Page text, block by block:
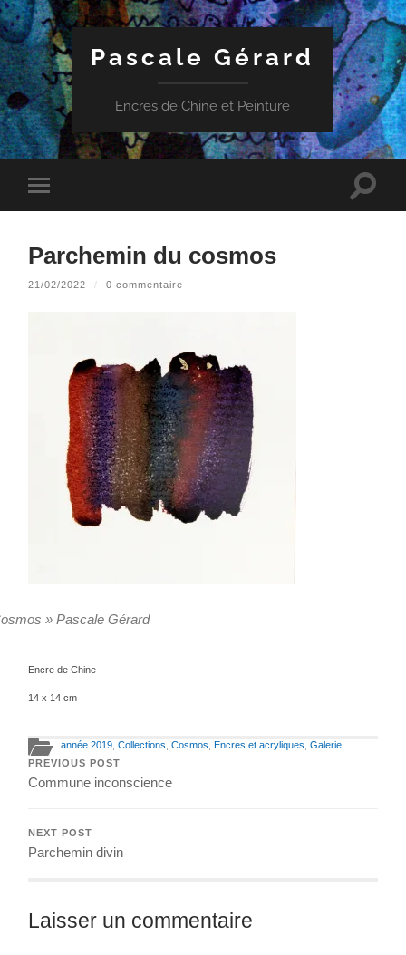
Pascale Gérard
Encres de Chine et Peinture
mobile
Toggle
Parchemin du cosmos
21/02/2022 / 0 commentaire
» Pascale Gérard
Encre de Chine
14 x 14 cm
année 2019 ,Collections ,Cosmos ,Encres et acryliques ,Galerie
PREVIOUS POST
Commune inconscience
NEXT POST
Parchemin divin
Laisser un commentaire